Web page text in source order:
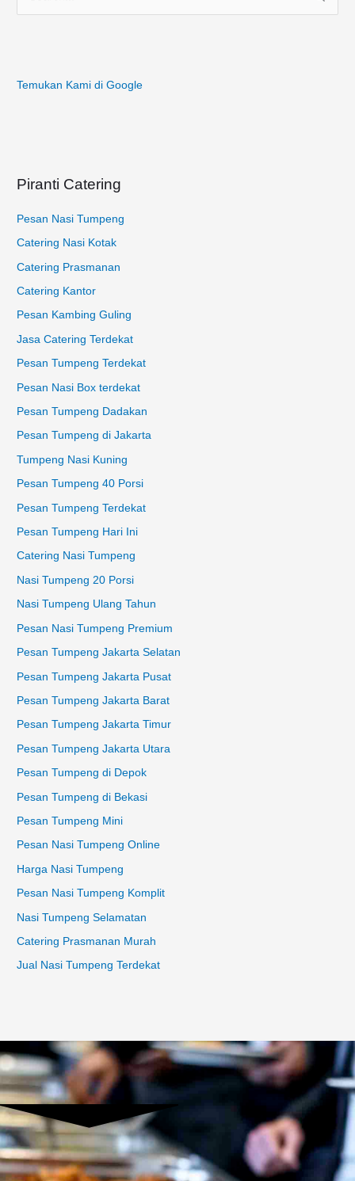
u
:
Temukan Kami di Google
Piranti Catering
Pesan Nasi Tumpeng
Catering Nasi Kotak
Catering Prasmanan
Catering Kantor
Pesan Kambing Guling
Jasa Catering Terdekat
Pesan Tumpeng Terdekat
Pesan Nasi Box terdekat
Pesan Tumpeng Dadakan
Pesan Tumpeng di Jakarta
Tumpeng Nasi Kuning
Pesan Tumpeng 40 Porsi
Pesan Tumpeng Terdekat
Pesan Tumpeng Hari Ini
Catering Nasi Tumpeng
Nasi Tumpeng 20 Porsi
Nasi Tumpeng Ulang Tahun
Pesan Nasi Tumpeng Premium
Pesan Tumpeng Jakarta Selatan
Pesan Tumpeng Jakarta Pusat
Pesan Tumpeng Jakarta Barat
Pesan Tumpeng Jakarta Timur
Pesan Tumpeng Jakarta Utara
Pesan Tumpeng di Depok
Pesan Tumpeng di Bekasi
Pesan Tumpeng Mini
Pesan Nasi Tumpeng Online
Harga Nasi Tumpeng
Pesan Nasi Tumpeng Komplit
Nasi Tumpeng Selamatan
Catering Prasmanan Murah
Jual Nasi Tumpeng Terdekat